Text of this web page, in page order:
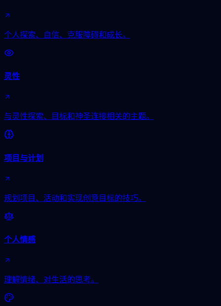
个人探索、自信、克服障碍和成长。
灵性
与灵性探索、目标和神圣连接相关的主题。
项目与计划
规划项目、活动和实现创意目标的技巧。
个人情感
理解情绪、对生活的思考。